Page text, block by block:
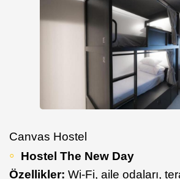
Canvas Hostel
Hostel The New Day
Özellikler: Wi-Fi, aile odaları,